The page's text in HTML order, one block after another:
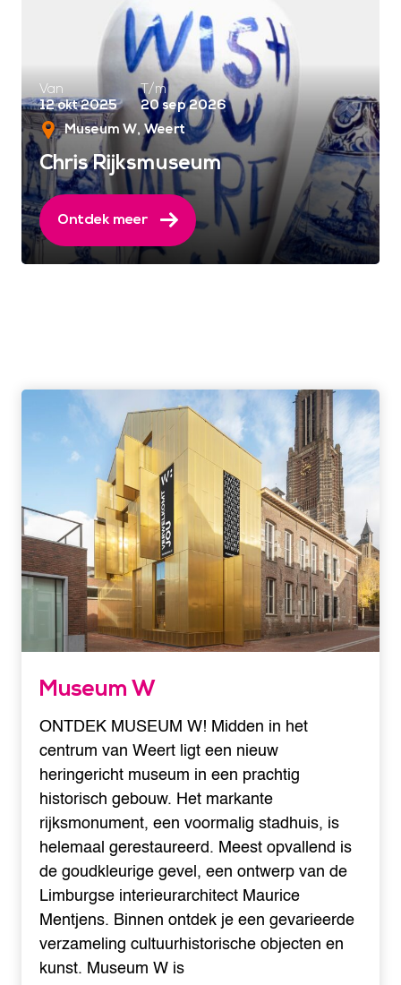
Van
12 okt 2025
T/m
20 sep 2026
Museum W Weert
Chris Rijksmuseum
Ontdek meer
Museum W
ONTDEK MUSEUM W! Midden in het
centrum van Weert ligt een nieuw
heringericht museum in een prachtig
historisch gebouw. Het markante
rijksmonument, een voormalig stadhuis, is
helemaal gerestaureerd. Meest opvallend is
de goudkleurige gevel, een ontwerp van de
Limburgse interieurarchitect Maurice
Mentjens. Binnen ontdek je een gevarieerde
verzameling cultuurhistorische objecten en
kunst. Museum W is